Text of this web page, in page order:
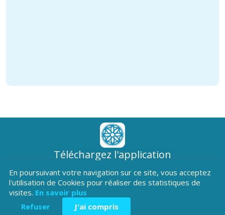
Téléchargez l'application
Patrimoine Hautes-Alpes !
En poursuivant votre navigation sur ce site, vous acceptez
l'utilisation de Cookies pour réaliser des statistiques de
visites. En savoir plus
Refuser
J'ai compris